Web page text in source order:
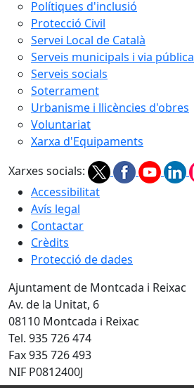
Polítiques d'inclusió
Protecció Civil
Servei Local de Català
Serveis municipals i via pública
Serveis socials
Soterrament
Urbanisme i llicències d'obres
Voluntariat
Xarxa d'Equipaments
Xarxes socials:
Accessibilitat
Avís legal
Contactar
Crèdits
Protecció de dades
Ajuntament de Montcada i Reixac
Av. de la Unitat, 6
08110 Montcada i Reixac
Tel. 935 726 474
Fax 935 726 493
NIF P0812400J